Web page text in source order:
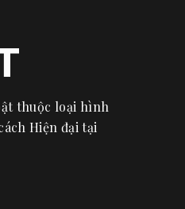
thuộc loại hình
Hiện đại tại